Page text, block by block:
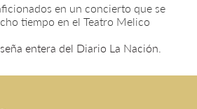
en un concierto que se
tiempo en el Teatro Melico
entera del Diario La Nación